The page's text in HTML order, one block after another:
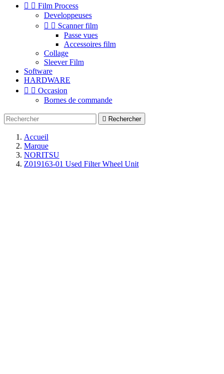
  Film Process
Developpeuses
  Scanner film
Passe vues
Accessoires film
Collage
Sleever Film
Software
HARDWARE
  Occasion
Bornes de commande
 Rechercher
Accueil
Marque
NORITSU
Z019163-01 Used Filter Wheel Unit